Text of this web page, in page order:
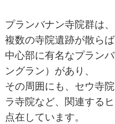
プランバナン寺院群は
複数の寺院遺跡が散らば
中心部に有名なプラン
ングラン）があり、
その周囲にも、セウ寺
ラ寺院など、関連する
点在しています。